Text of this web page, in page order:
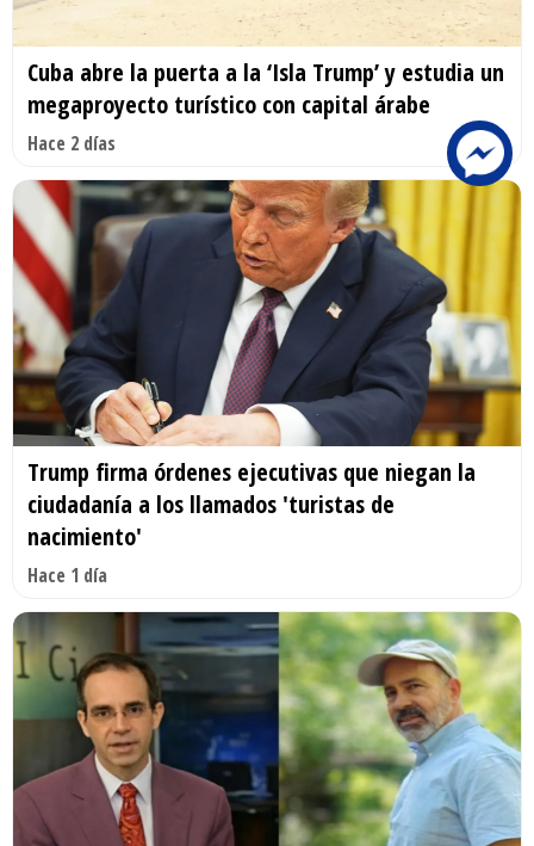
Cuba abre la puerta a la ‘Isla Trump’ y estudia un
megaproyecto turístico con capital árabe
Hace 2 días
Trump firma órdenes ejecutivas que niegan la
ciudadanía a los llamados 'turistas de
nacimiento'
Hace 1 día